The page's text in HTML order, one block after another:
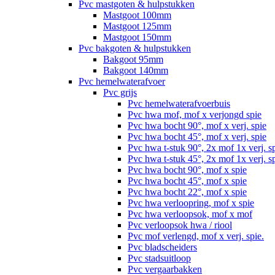
Pvc mastgoten & hulpstukken
Mastgoot 100mm
Mastgoot 125mm
Mastgoot 150mm
Pvc bakgoten & hulpstukken
Bakgoot 95mm
Bakgoot 140mm
Pvc hemelwaterafvoer
Pvc grijs
Pvc hemelwaterafvoerbuis
Pvc hwa mof, mof x verjongd spie
Pvc hwa bocht 90°, mof x verj. spie
Pvc hwa bocht 45°, mof x verj. spie
Pvc hwa t-stuk 90°, 2x mof 1x verj.
Pvc hwa t-stuk 45°, 2x mof 1x verj.
Pvc hwa bocht 90°, mof x spie
Pvc hwa bocht 45°, mof x spie
Pvc hwa bocht 22°, mof x spie
Pvc hwa verloopring, mof x spie
Pvc hwa verloopsok, mof x mof
Pvc verloopsok hwa / riool
Pvc mof verlengd, mof x verj. spie.
Pvc bladscheiders
Pvc stadsuitloop
Pvc vergaarbakken